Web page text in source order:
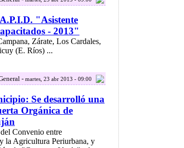
"Asistente
- 2013"
Zárate, Los Cardales,
(E. Ríos) ...
- martes, 23 abr 2013 - 09:00
Se desarrolló una
Orgánica de
Convenio entre
la Agricultura Periurbana, y